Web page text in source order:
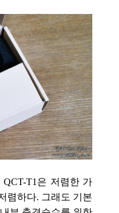
T1은 저렴한 가
렴하다. 그래도 기본